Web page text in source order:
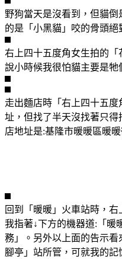
野狗當天是沒看到，但貓
的是「小黑貓」咬的骨頭
右上四十五度角女生拍的「
說小時候我很怕貓主要是牠
走出麵店時「右上四十五
址，但找了半天沒找著只
店地址是:基隆市暖暖區暖暖
回到「暖暖」火車站時，右
我指著↓下方的機器道:「暖
務」。另外以上面的告示
腳亭」站所管，可就我的